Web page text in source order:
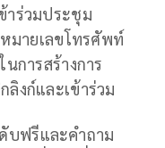
าร่วมประชุม
มายเลขโทรศัพท์
การสร้างการ
งก์และเข้าร่วม
บฟรีและคำถาม